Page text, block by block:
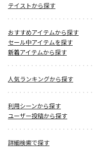
テイストから探す
おすすめアイテムから探す
セール中アイテムを探す
新着アイテムから探す
人気ランキングから探す
利用シーンから探す
ユーザー投稿から探す
詳細検索で探す